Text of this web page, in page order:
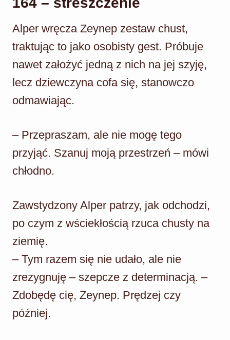
Alper wręcza Zeynep zestaw chust,
traktując to jako osobisty gest. Próbuje
nawet założyć jedną z nich na jej szyję,
lecz dziewczyna cofa się, stanowczo
odmawiając.
– Przepraszam, ale nie mogę tego
przyjąć. Szanuj moją przestrzeń – mówi
chłodno.
Zawstydzony Alper patrzy, jak odchodzi,
po czym z wściekłością rzuca chusty na
ziemię.
– Tym razem się nie udało, ale nie
zrezygnuję – szepcze z determinacją. –
Zdobędę cię, Zeynep. Prędzej czy
później.